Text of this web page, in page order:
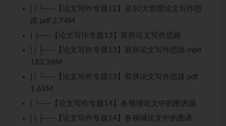
| | └──【论文写作专题12】非10大管理论文写作思
路.pdf 2.74M
| ├──【论文写作专题13】双拼论文写作思路
| | ├──【论文写作专题13】双拼论文写作思路.mp4
183.36M
| | └──【论文写作专题13】双拼论文写作思路.pdf
1.63M
| └──【论文写作专题14】各领域论文中的图表题
| | ├──【论文写作专题14】各领域论文中的图表